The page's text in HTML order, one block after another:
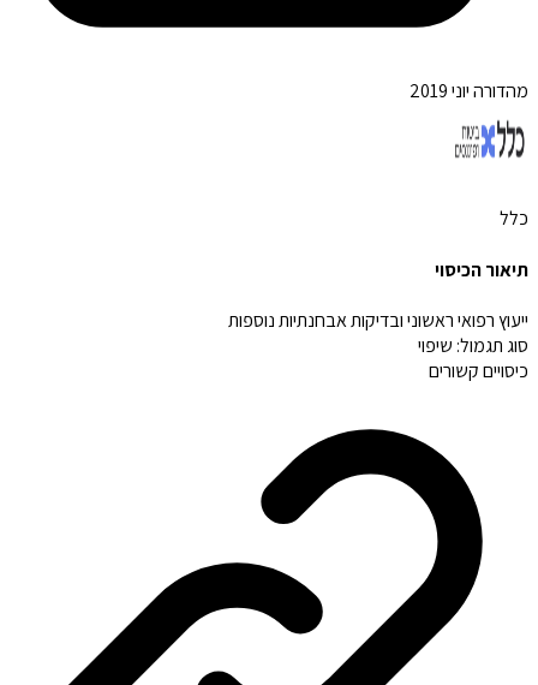
מהדורה יוני 2019
כלל
תיאור הכיסוי
ייעוץ רפואי ראשוני ובדיקות אבחנתיות נוספות
סוג תגמול:שיפוי
כיסויים קשורים